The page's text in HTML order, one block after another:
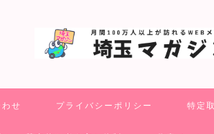
せ プライバシーポリシー 特定